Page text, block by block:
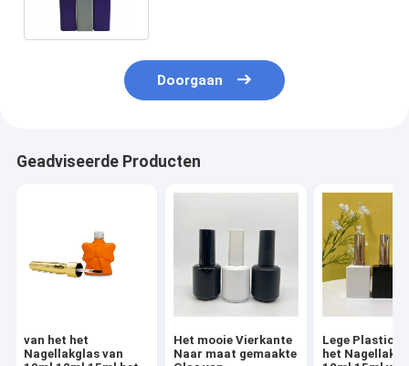
Doorgaan
Geadviseerde Producten
van het het
Nagellakglas van
Het mooie Vierkante
Naar maat gemaakte
Lege Plastic
het